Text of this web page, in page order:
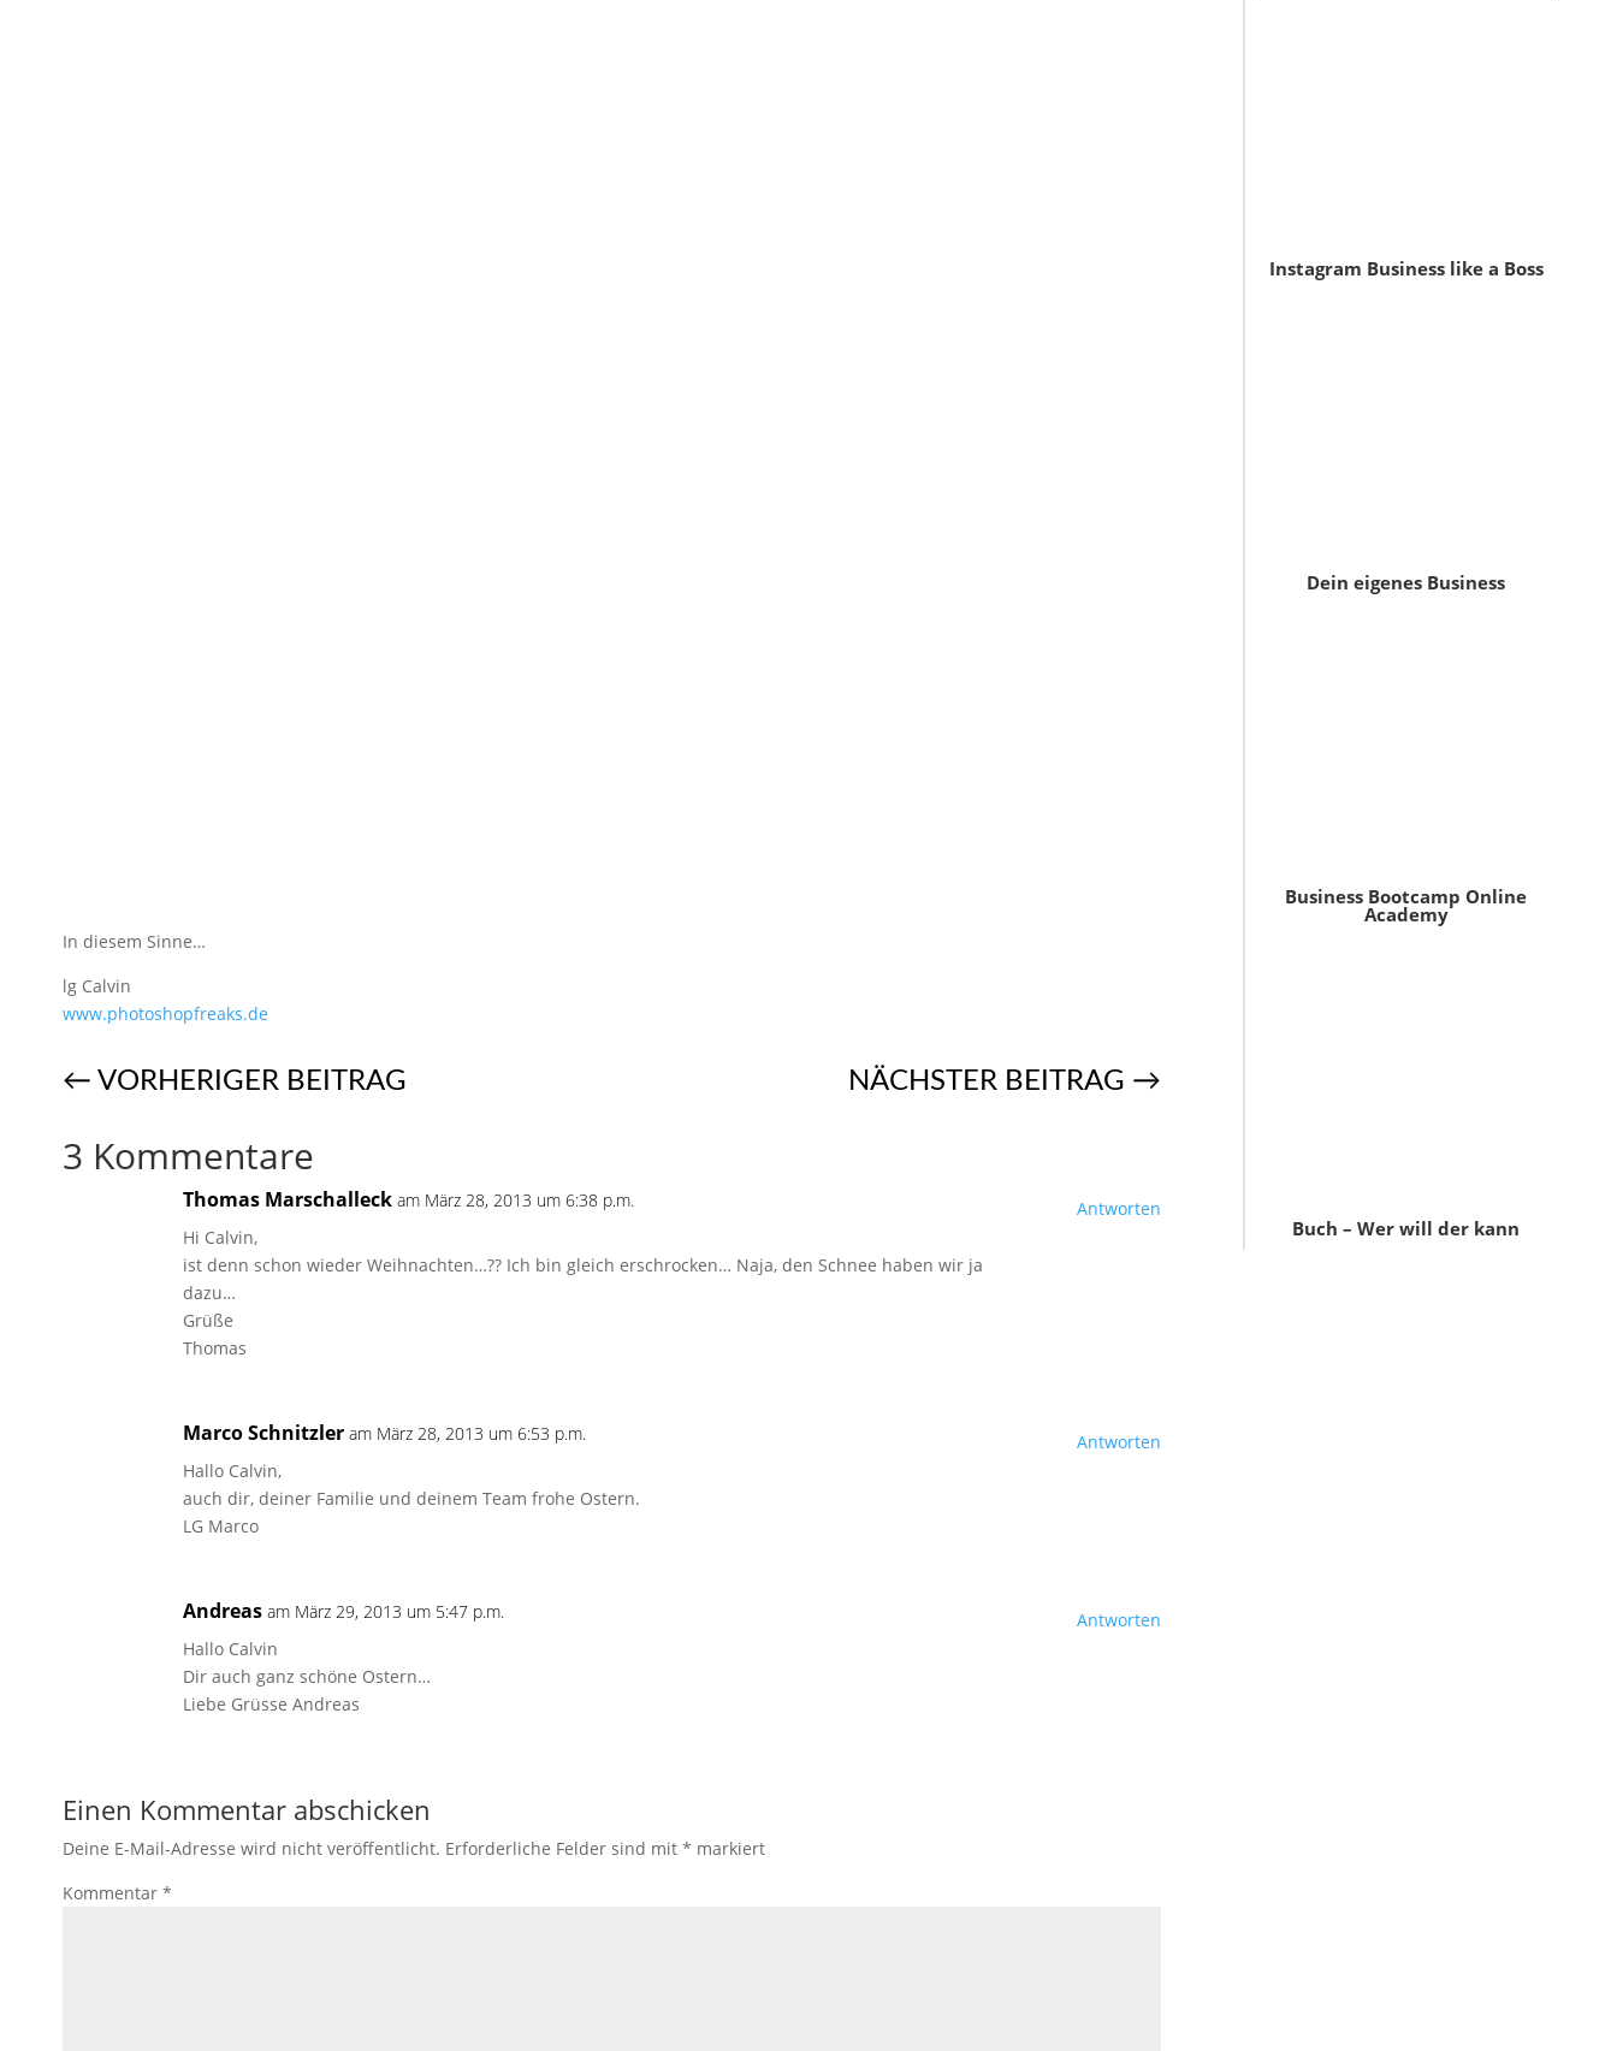
In diesem Sinne…
lg Calvin
www.photoshopfreaks.de
← VORHERIGER BEITRAG NÄCHSTER BEITRAG →
3 Kommentare
Thomas Marschalleck am März 28, 2013 um 6:38 p.m.
Hi Calvin,
ist denn schon wieder Weihnachten…?? Ich bin gleich erschrocken… Naja, den Schnee haben wir ja
dazu…
Grüße
Thomas
Antworten
Marco Schnitzler am März 28, 2013 um 6:53 p.m.
Hallo Calvin,
auch dir, deiner Familie und deinem Team frohe Ostern.
LG Marco
Antworten
Andreas am März 29, 2013 um 5:47 p.m.
Hallo Calvin
Dir auch ganz schöne Ostern…
Liebe Grüsse Andreas
Antworten
Einen Kommentar abschicken
Deine E-Mail-Adresse wird nicht veröffentlicht. Erforderliche Felder sind mit * markiert
Kommentar *
Instagram Business like a Boss
Dein eigenes Business
Business Bootcamp Online
Academy
Buch – Wer will der kann